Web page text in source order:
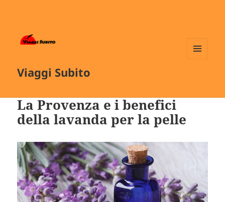
Viaggi Subito
La Provenza e i benefici
della lavanda per la pelle